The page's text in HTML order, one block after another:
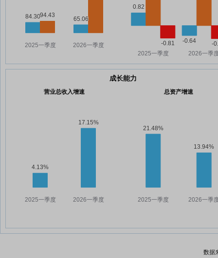
成长能力
营业总收入增速 总资产增速
数据